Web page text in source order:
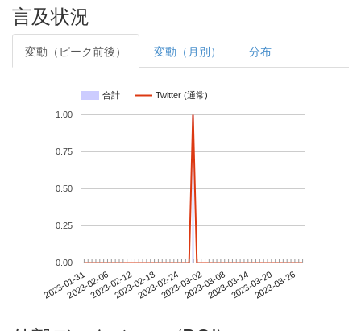
言及状況
変動（ピーク前後） 変動（月別） 分布
合計 Twitter (通常)
2023-01-312023-02-062023-02-122023-02-182023-02-242023-03-022023-03-082023-03-142023-03-202023-03-26
0.00
0.25
0.50
0.75
1.00